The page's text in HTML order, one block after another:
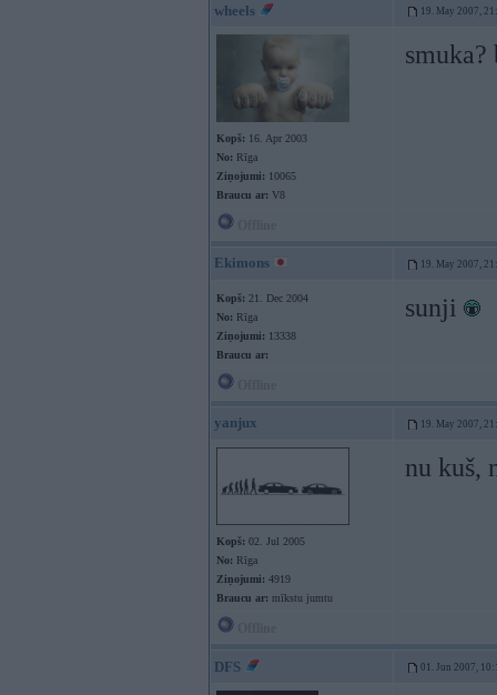
wheels 19. May 2007,
Kopš: 16. Apr 2003
No: Rīga
Ziņojumi: 10065
Braucu ar: V8
Ekimons 19. May 2007,
Kopš: 21. Dec 2004
No: Rīga
Ziņojumi: 13338
Braucu ar:
sunji
yanjux 19. May 2007,
Kopš: 02. Jul 2005
No: Rīga
Ziņojumi: 4919
Braucu ar: mīkstu jumtu
nu kuš,
DFS 01. Jun 2007,